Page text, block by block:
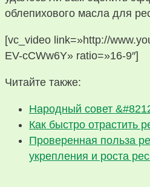
облепихового масла для
[vc_video link=»http://
EV-cCWw6Y» ratio=»16-9″]
Читайте также:
Народный совет
Как быстро отрастить
Проверенная польза
укрепления и роста